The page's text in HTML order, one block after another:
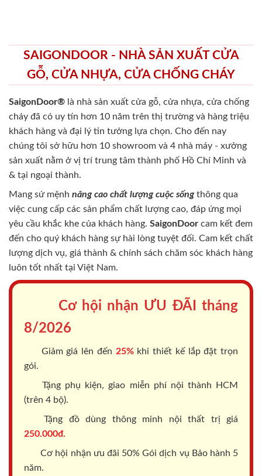
SAIGONDOOR - NHÀ SẢN XUẤT CỬA
GỖ, CỬA NHỰA, CỬA CHỐNG CHÁY
SaigonDoor® là nhà sản xuất cửa gỗ, cửa nhựa, cửa chống
cháy đã có uy tín hơn 10 năm trên thị trường và hàng triệu
khách hàng và đại lý tin tưởng lựa chọn. Cho đến nay
chúng tôi sở hữu hơn 10 showroom và 4 nhà máy - xưởng
sản xuất nằm ở vị trí trung tâm thành phố Hồ Chí Minh và
& tại ngoại thành.
Mang sứ mệnh nâng cao chất lượng cuộc sốngthông qua
việc cung cấp các sản phẩm chất lượng cao, đáp ứng mọi
yêu cầu khắc khe của khách hàng. SaigonDoor cam kết đem
đến cho quý khách hàng sự hài lòng tuyệt đối. Cam kết chất
lượng dịch vụ, giá thành & chính sách chăm sóc khách hàng
luôn tốt nhất tại Việt Nam.
Cơ hội nhận ƯU ĐÃI tháng
8/2026
Giảm giá lên đến 25%khi thiết kế lắp đặt trọn
gói.
Tặng phụ kiện, giao miễn phí nội thành HCM
(trên 4 bộ).
Tặng đồ dùng thông minh nội thất trị giá
250.000đ.
Cơ hội nhận ưu đãi 50% Gói dịch vụ Bảo hành 5
năm.